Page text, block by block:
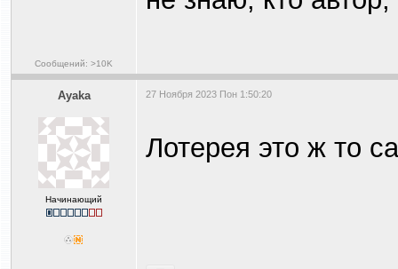
Сообщений: >10K
Ayaka
Начинающий
27 Ноября 2023 Пон 1:50:20
Лотерея это ж то